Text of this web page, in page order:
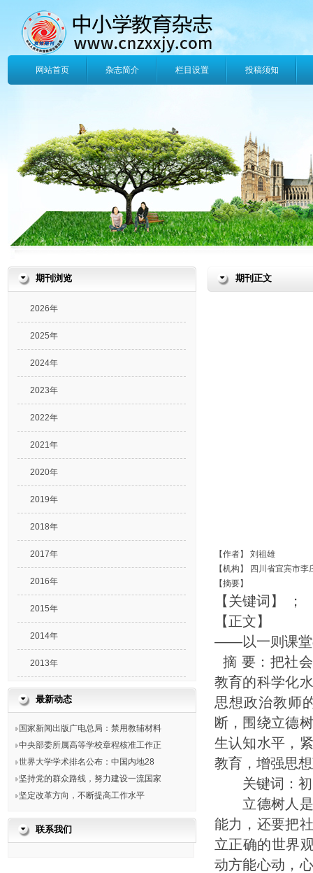
网站首页 杂志简介 栏目设置 投稿须知
期刊浏览
2026年
2025年
2024年
2023年
2022年
2021年
2020年
2019年
2018年
2017年
2016年
2015年
2014年
2013年
最新动态
国家新闻出版广电总局：禁用教辅材料
中央部委所属高等学校章程核准工作正
世界大学学术排名公布：中国内地28
坚持党的群众路线，努力建设一流国家
坚定改革方向，不断提高工作水平
联系我们
期刊正文
【作者】 刘祖雄
【机构】
四川省宜宾市李
【摘要】
【关键词】
；
【正文】
——以一则课堂
摘 要：把社
教育的科学化
思想政治教师
断，围绕立德
生认知水平，
教育，增强思
关键词：初
立德树人是
能力，还要把
立正确的世界
动方能心动，